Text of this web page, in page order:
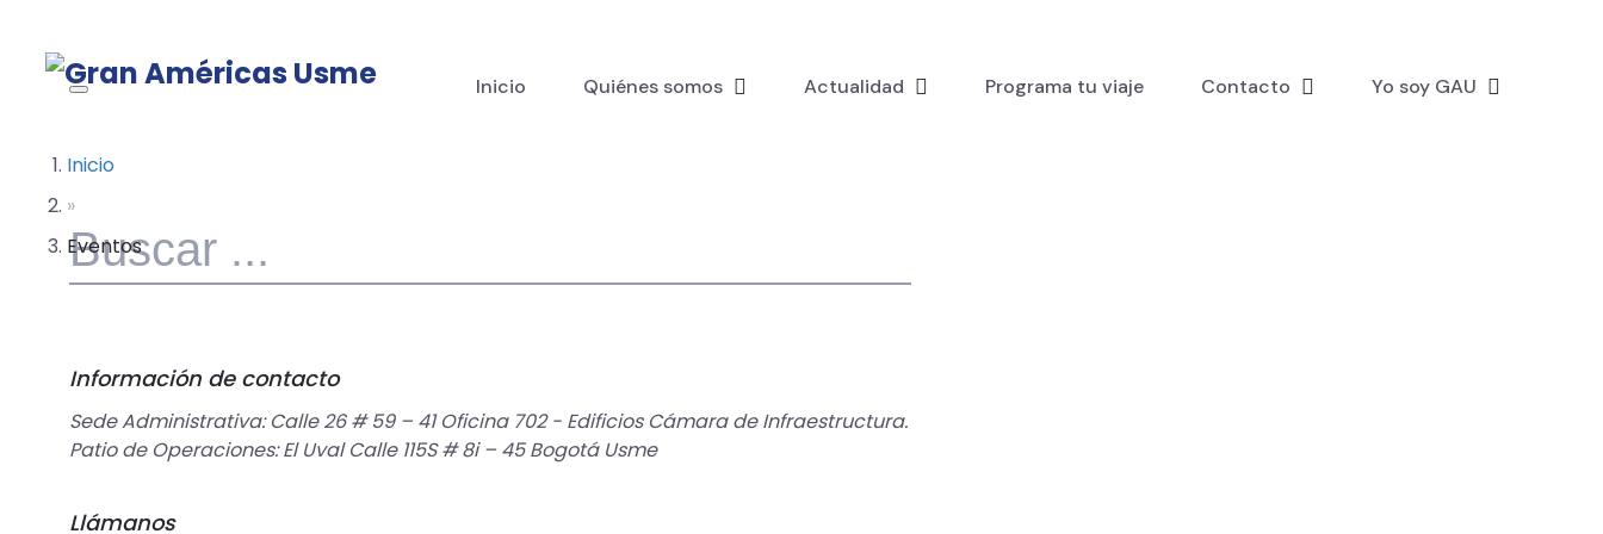
Inicio Quiénes somos Actualidad Programa tu viaje Contacto Yo soy GAU
Inicio
»
Eventos
Información de contacto
Sede Administrativa: Calle 26 # 59 – 41 Oficina 702 - Edificios Cámara de Infraestructura.
Patio de Operaciones: El Uval Calle 115S # 8i – 45 Bogotá Usme
Llámanos